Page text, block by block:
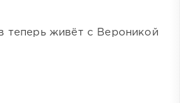
теперь живёт с Вероникой